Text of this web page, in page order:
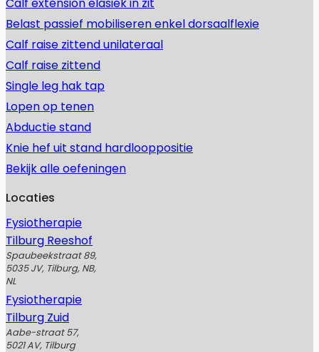
Belast passief mobiliseren enkel dorsaalflexie
Calf raise zittend unilateraal
Calf raise zittend
Single leg hak tap
Lopen op tenen
Abductie stand
Knie hef uit stand hardlooppositie
Bekijk alle oefeningen
Locaties
Fysiotherapie
Tilburg Reeshof
Spaubeekstraat 89,
5035 JV, Tilburg, NB,
NL
Fysiotherapie
Tilburg Zuid
Aabe-straat 57,
5021 AV, Tilburg